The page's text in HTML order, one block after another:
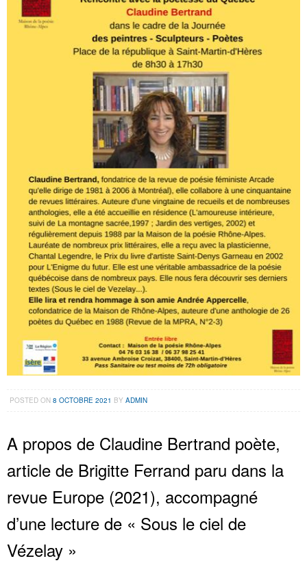
POSTED ON8 OCTOBRE 2021 BYADMIN
A propos de Claudine Bertrand poète,
article de Brigitte Ferrand paru dans la
revue Europe (2021), accompagné
d’une lecture de « Sous le ciel de
Vézelay »